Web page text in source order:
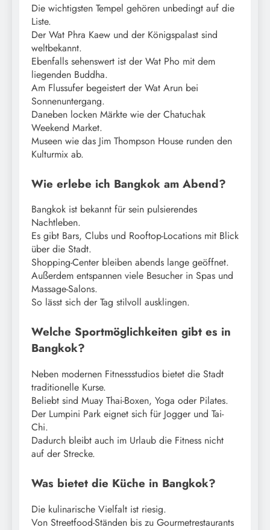
Die wichtigsten Tempel gehören unbedingt auf die
Liste.
Der Wat Phra Kaew und der Königspalast sind
weltbekannt.
Ebenfalls sehenswert ist der Wat Pho mit dem
liegenden Buddha.
Am Flussufer begeistert der Wat Arun bei
Sonnenuntergang.
Daneben locken Märkte wie der Chatuchak
Weekend Market.
Museen wie das Jim Thompson House runden den
Kulturmix ab.
Wie erlebe ich Bangkok am Abend?
Bangkok ist bekannt für sein pulsierendes
Nachtleben.
Es gibt Bars, Clubs und Rooftop-Locations mit Blick
über die Stadt.
Shopping-Center bleiben abends lange geöffnet.
Außerdem entspannen viele Besucher in Spas und
Massage-Salons.
So lässt sich der Tag stilvoll ausklingen.
Welche Sportmöglichkeiten gibt es in
Bangkok?
Neben modernen Fitnessstudios bietet die Stadt
traditionelle Kurse.
Beliebt sind Muay Thai-Boxen, Yoga oder Pilates.
Der Lumpini Park eignet sich für Jogger und Tai-
Chi.
Dadurch bleibt auch im Urlaub die Fitness nicht
auf der Strecke.
Was bietet die Küche in Bangkok?
Die kulinarische Vielfalt ist riesig.
Von Streetfood-Ständen bis zu Gourmetrestaurants